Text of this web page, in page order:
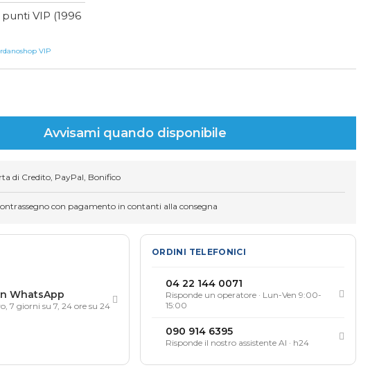
punti VIP (1996
VIP
Avvisami quando disponibile
di Credito, PayPal, Bonifico
con pagamento in contanti alla consegna
WhatsApp
7 giorni su 7, 24 ore su 24
ORDINI TELEFONICI
04 22 144 0071
Risponde un operatore · Lun-Ven 9:00-
15:00
090 914 6395
Risponde il nostro assistente AI · h24